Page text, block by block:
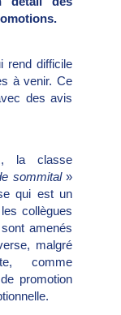
rend difficile
à venir. Ce
des avis
la classe
sommital»
qui est un
collègues
amenés
malgré
comme
promotion